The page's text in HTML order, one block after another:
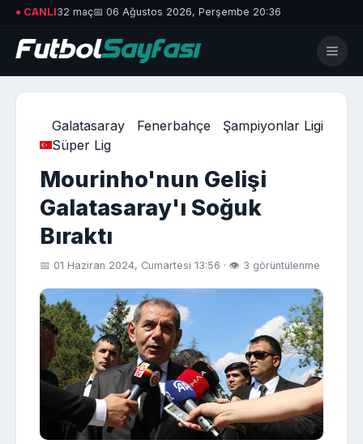
● CANLI32 maç📅 06 Ağustos 2026, Perşembe 20:36
Galatasaray Fenerbahçe
Şampiyonlar Ligi
Süper Lig
Mourinho'nun Gelişi
Galatasaray'ı Soğuk
Bıraktı
📅 01 Haziran 2024, Cumartesi 13:56 · 👁 3 görüntülenme